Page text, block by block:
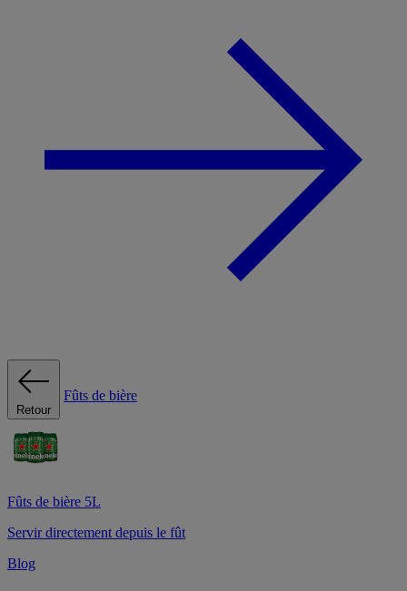
Retour
Fûts de bière
Fûts de bière 5L
Servir directement depuis le fût
Blog